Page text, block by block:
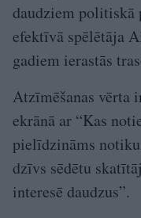
daudziem politiskā
efektīvā spēlētāja
gadiem ierastās
Atzīmēšanas vērta
ekrānā ar “Kas
pielīdzināms
dzīvs sēdētu
interesē daudzus”.